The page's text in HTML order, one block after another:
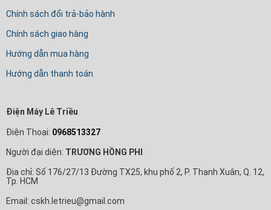
Chính sách đổi trả-bảo hành
Chính sách giao hàng
Hướng dẫn mua hàng
Hướng dẫn thanh toán
Điện Máy Lê Triều
Điện Thoại: 0968513327
Người đại diện: TRƯƠNG HỒNG PHI
Địa chỉ: Số 176/27/13 Đường TX25, khu phố 2, P. Thạnh Xuân, Q. 12,
Tp. HCM
Email: cskh.letrieu@gmail.com